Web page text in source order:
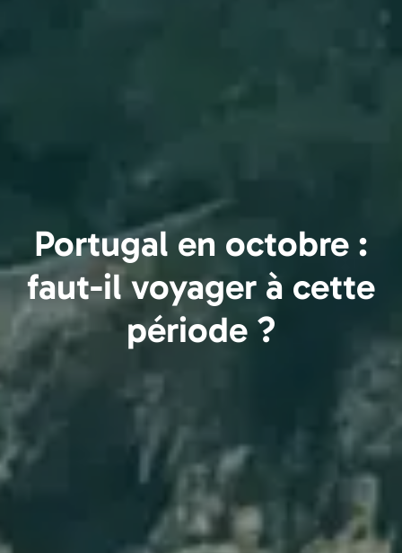
Portugal en octobre :
faut-il voyager à cette
période ?